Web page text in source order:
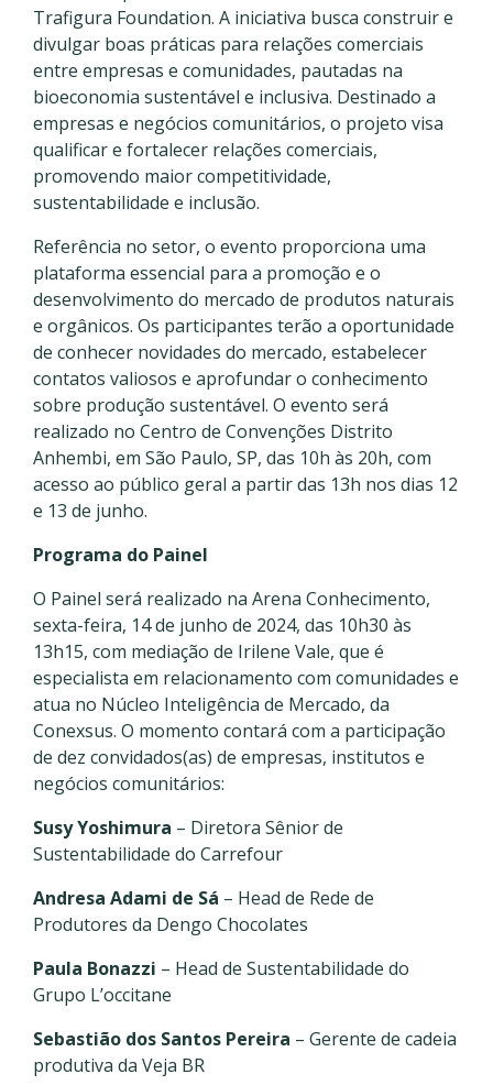
Trafigura Foundation. A iniciativa busca construir e
divulgar boas práticas para relações comerciais
entre empresas e comunidades, pautadas na
bioeconomia sustentável e inclusiva. Destinado a
empresas e negócios comunitários, o projeto visa
qualificar e fortalecer relações comerciais,
promovendo maior competitividade,
sustentabilidade e inclusão.
Referência no setor, o evento proporciona uma
plataforma essencial para a promoção e o
desenvolvimento do mercado de produtos naturais
e orgânicos. Os participantes terão a oportunidade
de conhecer novidades do mercado, estabelecer
contatos valiosos e aprofundar o conhecimento
sobre produção sustentável. O evento será
realizado no Centro de Convenções Distrito
Anhembi, em São Paulo, SP, das 10h às 20h, com
acesso ao público geral a partir das 13h nos dias 12
e 13 de junho.
Programa do Painel
O Painel será realizado na Arena Conhecimento,
sexta-feira, 14 de junho de 2024, das 10h30 às
13h15, com mediação de Irilene Vale, que é
especialista em relacionamento com comunidades e
atua no Núcleo Inteligência de Mercado, da
Conexsus. O momento contará com a participação
de dez convidados(as) de empresas, institutos e
negócios comunitários:
Susy Yoshimura – Diretora Sênior de
Sustentabilidade do Carrefour
Andresa Adami de Sá – Head de Rede de
Produtores da Dengo Chocolates
Paula Bonazzi – Head de Sustentabilidade do
Grupo L’occitane
Sebastião dos Santos Pereira – Gerente de cadeia
produtiva da Veja BR